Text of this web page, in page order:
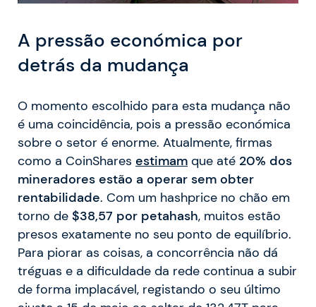
A pressão económica por
detrás da mudança
O momento escolhido para esta mudança não
é uma coincidência, pois a pressão económica
sobre o setor é enorme. Atualmente, firmas
como a CoinShares estimam que até 20% dos
mineradores estão a operar sem obter
rentabilidade. Com um hashprice no chão em
torno de $38,57 por petahash, muitos estão
presos exatamente no seu ponto de equilíbrio.
Para piorar as coisas, a concorrência não dá
tréguas e a dificuldade da rede continua a subir
de forma implacável, registando o seu último